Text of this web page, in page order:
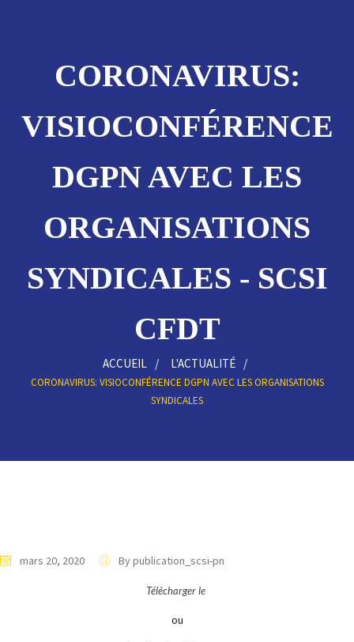
CORONAVIRUS:
VISIOCONFÉRENCE
DGPN AVEC LES
ORGANISATIONS
SYNDICALES - SCSI
CFDT
ACCUEIL L'ACTUALITÉ
CORONAVIRUS: VISIOCONFÉRENCE DGPN AVEC LES ORGANISATIONS
SYNDICALES
mars 20, 2020 By publication_scsi-pn
Télécharger le
ou